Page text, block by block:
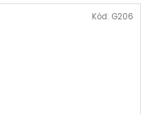
Kód: G206